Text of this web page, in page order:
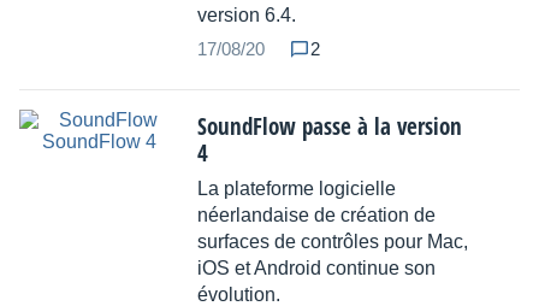
version 6.4.
17/08/20
2
SoundFlow passe à la version
4
La plateforme logicielle
néerlandaise de création de
surfaces de contrôles pour Mac,
iOS et Android continue son
évolution.